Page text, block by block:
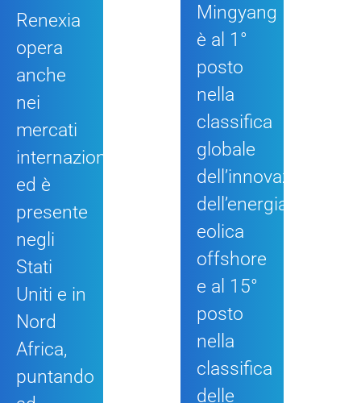
Renexia
opera
anche
nei
mercati
internazionali
ed è
presente
negli
Stati
Uniti e in
Nord
Africa,
puntando
Mingyang
è al 1°
posto
nella
classifica
globale
dell’innovazione
dell’energia
eolica
offshore
e al 15°
posto
nella
classifica
delle